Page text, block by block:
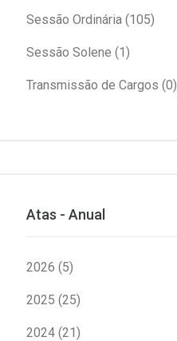
Sessão Ordinária (105)
Sessão Solene (1)
Transmissão de Cargos (0)
Atas - Anual
2026 (5)
2025 (25)
2024 (21)